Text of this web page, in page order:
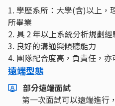
1. 學歷系所：大學(含)以上，
所畢業
2. 具 2 年以上系統分析規劃經
3. 良好的溝通與傾聽能力
4. 團隊配合度高，負責任，
遠端型態
部分遠端面試
第一次面試可以遠端進行